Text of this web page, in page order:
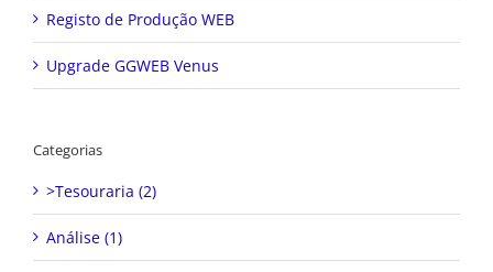
Registo de Produção WEB
Upgrade GGWEB Venus
Categorias
>Tesouraria (2)
Análise (1)